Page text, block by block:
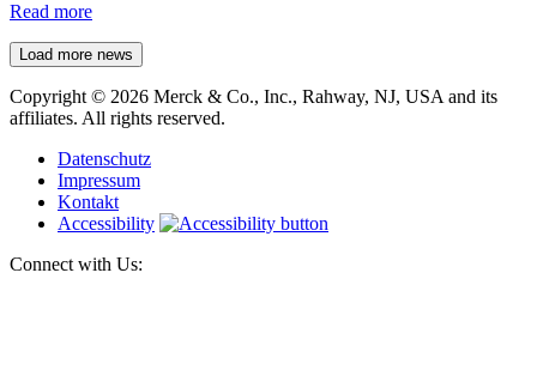
Read more
Load more news
Copyright © 2026 Merck & Co., Inc., Rahway, NJ, USA and its
affiliates. All rights reserved.
Datenschutz
Impressum
Kontakt
Accessibility
Connect with Us: